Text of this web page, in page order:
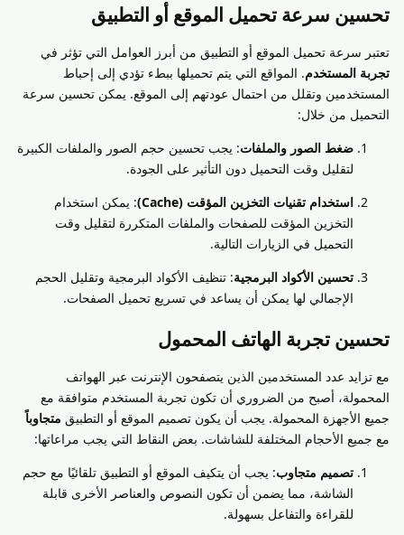
تحسين سرعة تحميل الموقع أو التطبيق
تعتبر سرعة تحميل الموقع أو التطبيق من أبرز العوامل التي تؤثر في
تجربة المستخدم. المواقع التي يتم تحميلها ببطء تؤدي إلى إحباط
المستخدمين وتقلل من احتمال عودتهم إلى الموقع. يمكن تحسين سرعة
التحميل من خلال:
ضغط الصور والملفات: يجب تحسين حجم الصور والملفات الكبيرة
لتقليل وقت التحميل دون التأثير على الجودة.
استخدام تقنيات التخزين المؤقت (Cache)
: يمكن استخدام
التخزين المؤقت للصفحات والملفات المتكررة لتقليل وقت
التحميل في الزيارات التالية.
تحسين الأكواد البرمجية: تنظيف الأكواد البرمجية وتقليل الحجم
الإجمالي لها يمكن أن يساعد في تسريع تحميل الصفحات.
تحسين تجربة الهاتف المحمول
مع تزايد عدد المستخدمين الذين يتصفحون الإنترنت عبر الهواتف
المحمولة، أصبح من الضروري أن تكون تجربة المستخدم متوافقة مع
جميع الأجهزة المحمولة. يجب أن يكون تصميم الموقع أو التطبيق متجاوباً
مع جميع الأحجام المختلفة للشاشات. بعض النقاط التي يجب مراعاتها:
تصميم متجاوب: يجب أن يتكيف الموقع أو التطبيق تلقائيًا مع حجم
الشاشة، مما يضمن أن تكون النصوص والعناصر الأخرى قابلة
للقراءة والتفاعل بسهولة.